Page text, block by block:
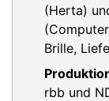
(Herta)
Brille,
rbb und